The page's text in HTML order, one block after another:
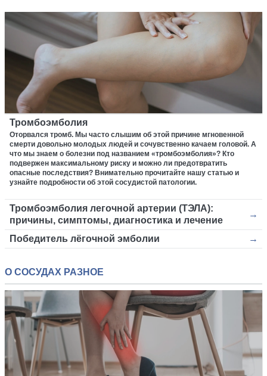
Тромбоэмболия
Оторвался тромб. Мы часто слышим об этой причине мгновенной
смерти довольно молодых людей и сочувственно качаем головой. А
что мы знаем о болезни под названием «тромбоэмболия»? Кто
подвержен максимальному риску и можно ли предотвратить
опасные последствия? Внимательно прочитайте нашу статью и
узнайте подробности об этой сосудистой патологии.
Тромбоэмболия легочной артерии (ТЭЛА):
причины, симптомы, диагностика и лечение
Победитель лёгочной эмболии
О СОСУДАХ РАЗНОЕ